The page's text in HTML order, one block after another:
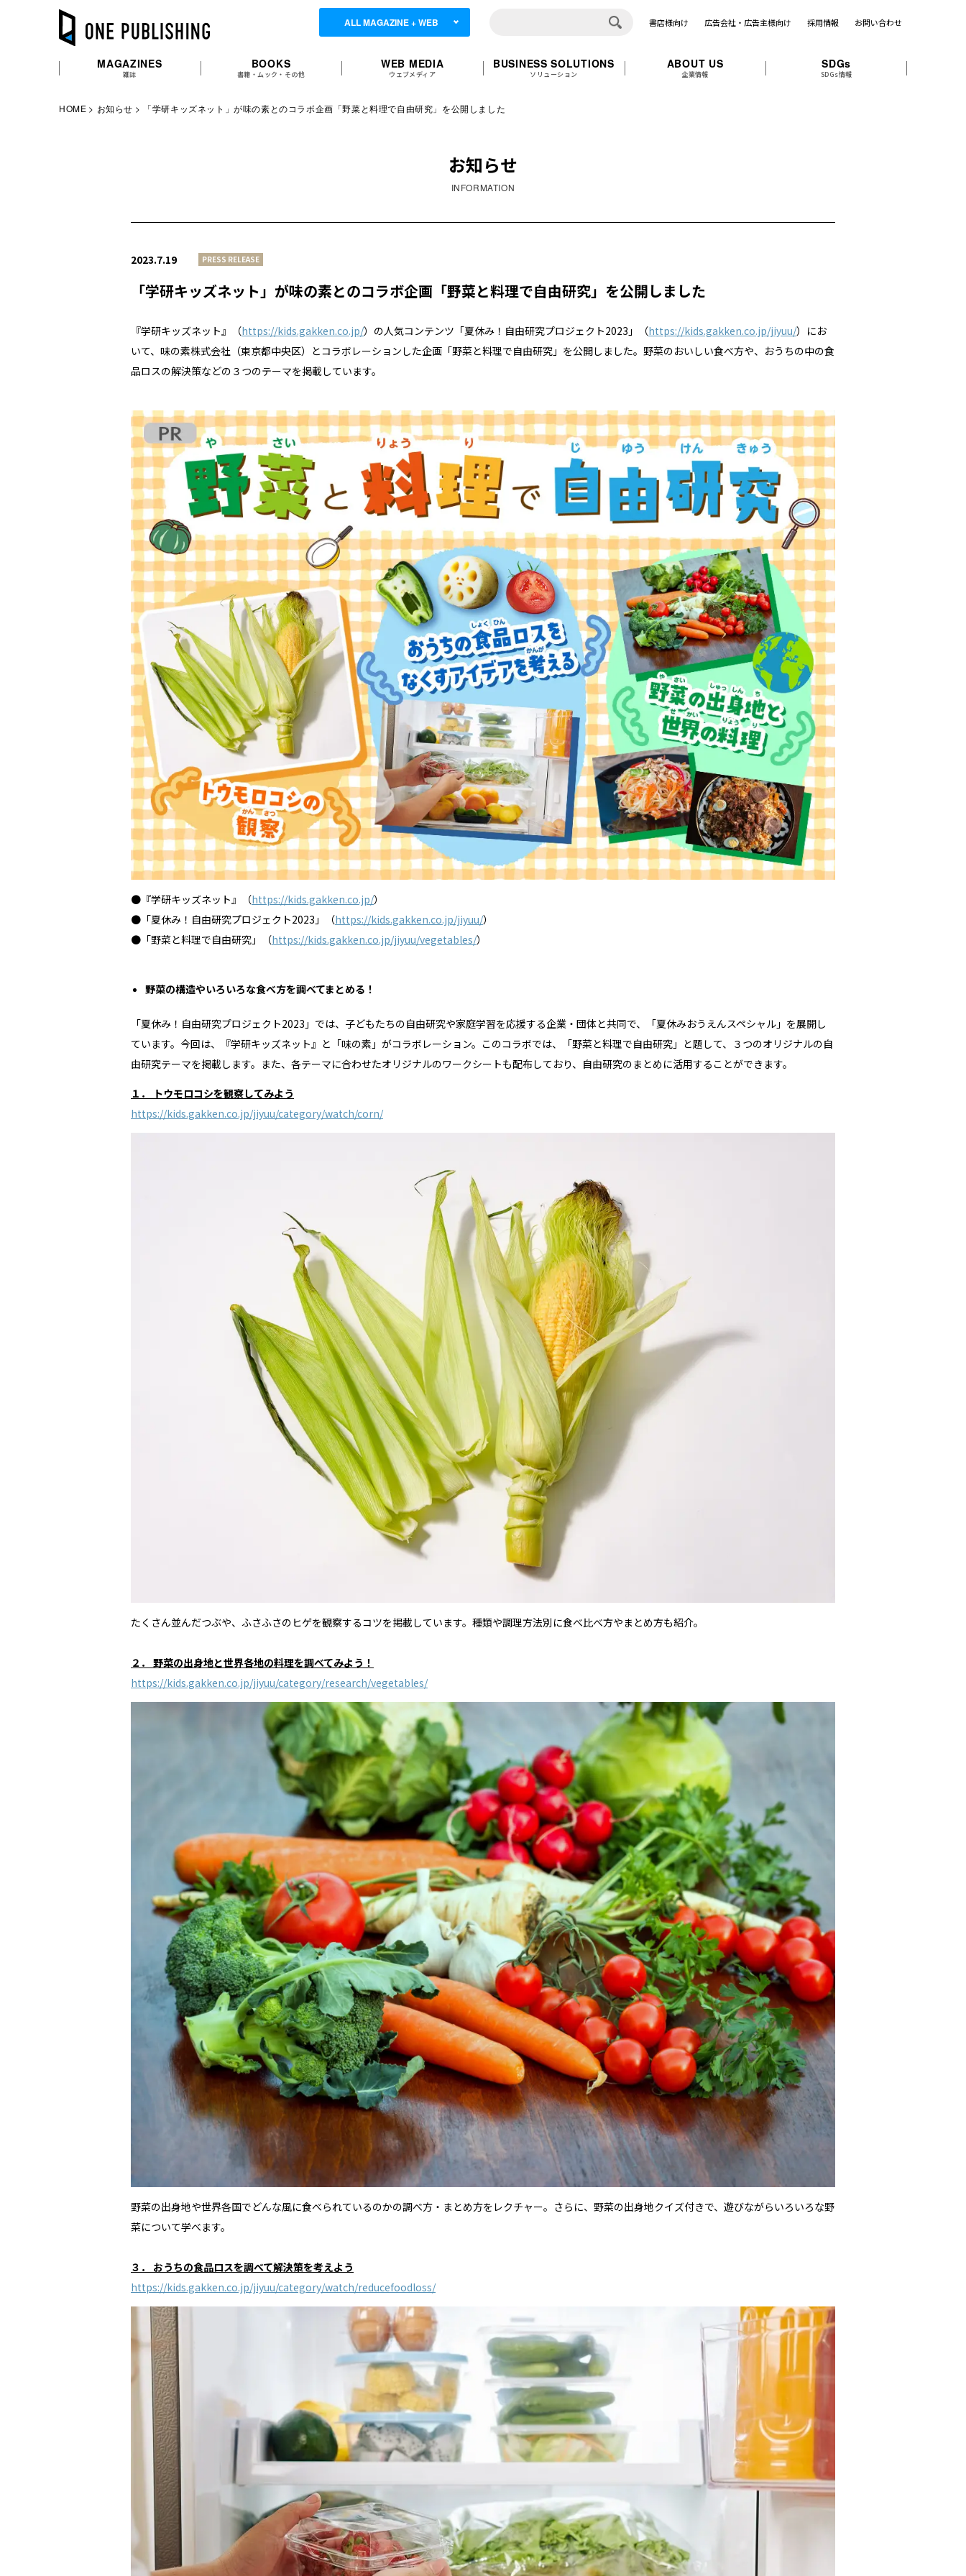
ALL MAGAZINE + WEB 書店様向け 広告会社・広告主様向け 採用情報 お問い合わせ
MAGAZINES
雑誌
BOOKS
書籍・ムック・その他
WEB MEDIA
ウェブメディア
BUSINESS SOLUTIONS
ソリューション
ABOUT US
企業情報
SDGs
SDGs情報
HOME お知らせ 「学研キッズネット」が味の素とのコラボ企画「野菜と料理で自由研究」を公開しました
お知らせ
INFORMATION
2023.7.19 PRESS RELEASE
「学研キッズネット」が味の素とのコラボ企画「野菜と料理で自由研究」を公開しました
『学研キッズネット』（https://kids.gakken.co.jp/）の人気コンテンツ「夏休み！自由研究プロジェクト2023」（https://kids.gakken.co.jp/jiyuu/）にお
いて、味の素株式会社（東京都中央区）とコラボレーションした企画「野菜と料理で自由研究」を公開しました。野菜のおいしい食べ方や、おうちの中の食
品ロスの解決策などの３つのテーマを掲載しています。
●『学研キッズネット』（https://kids.gakken.co.jp/）
●「夏休み！自由研究プロジェクト2023」（https://kids.gakken.co.jp/jiyuu/）
●「野菜と料理で自由研究」（https://kids.gakken.co.jp/jiyuu/vegetables/）
野菜の構造やいろいろな食べ方を調べてまとめる！
「夏休み！自由研究プロジェクト2023」では、子どもたちの自由研究や家庭学習を応援する企業・団体と共同で、「夏休みおうえんスペシャル」を展開し
ています。今回は、『学研キッズネット』と「味の素」がコラボレーション。このコラボでは、「野菜と料理で自由研究」と題して、３つのオリジナルの自
由研究テーマを掲載します。また、各テーマに合わせたオリジナルのワークシートも配布しており、自由研究のまとめに活用することができます。
１． トウモロコシを観察してみよう
https://kids.gakken.co.jp/jiyuu/category/watch/corn/
たくさん並んだつぶや、ふさふさのヒゲを観察するコツを掲載しています。種類や調理方法別に食べ比べ方やまとめ方も紹介。
２． 野菜の出身地と世界各地の料理を調べてみよう！
https://kids.gakken.co.jp/jiyuu/category/research/vegetables/
野菜の出身地や世界各国でどんな風に食べられているのかの調べ方・まとめ方をレクチャー。さらに、野菜の出身地クイズ付きで、遊びながらいろいろな野
菜について学べます。
３． おうちの食品ロスを調べて解決策を考えよう
https://kids.gakken.co.jp/jiyuu/category/watch/reducefoodloss/